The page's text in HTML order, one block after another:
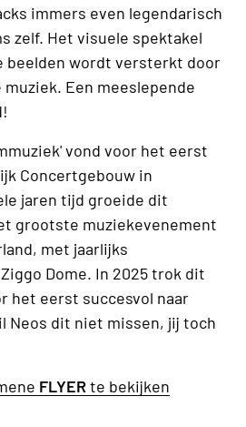
immers even legendarisch
zelf. Het visuele spektakel
beelden wordt versterkt door
Een meeslepende
vond voor het eerst
Concertgebouw in
jaren tijd groeide dit
grootste muziekevenement
met jaarlijks
Dome. In 2025 trok dit
het eerst succesvol naar
Neos dit niet missen, jij toch
FLYERte bekijken